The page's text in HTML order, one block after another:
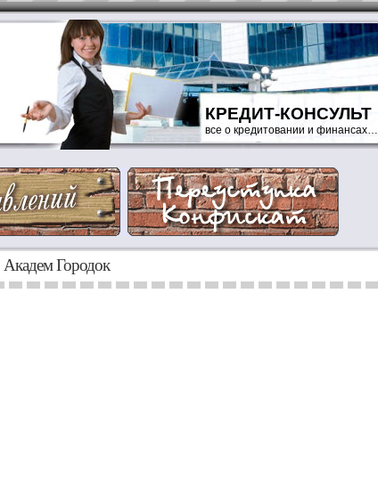
КРЕДИТ-КОНСУЛЬТ
все о кредитовании и финансах…
Академ Городок